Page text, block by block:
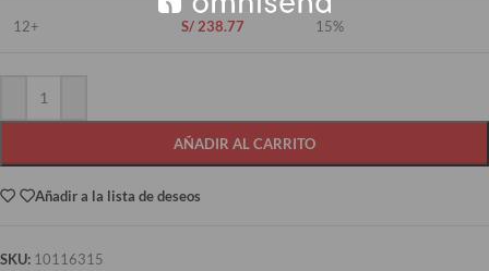
12+ S/ 238.77 15%
AÑADIR AL CARRITO
Añadir a la lista de deseos
SKU: 10116315